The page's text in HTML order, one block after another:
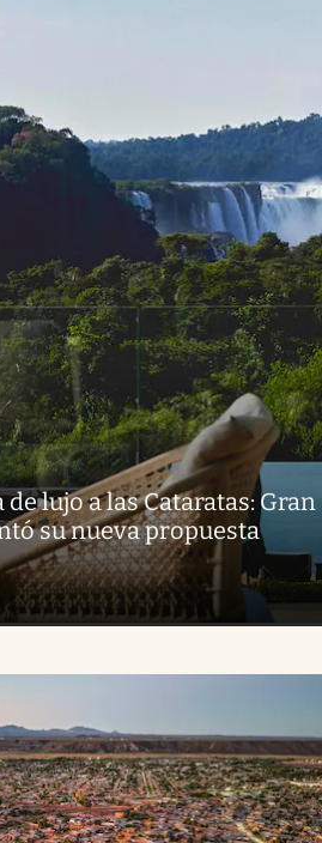
de lujo a las Cataratas: Gran
su nueva propuesta